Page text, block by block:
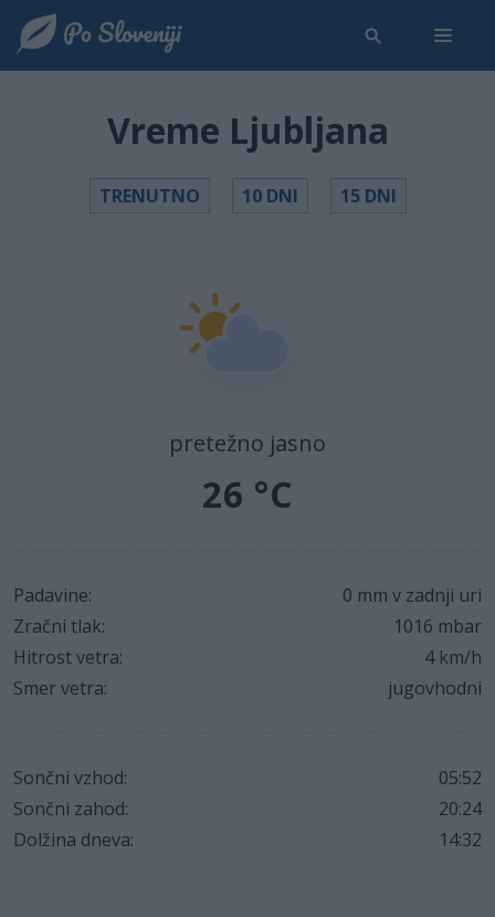
Vreme Ljubljana
TRENUTNO 10 DNI 15 DNI
pretežno jasno
26 °C
Padavine:
0 mm v zadnji uri
Zračni tlak:
1016 mbar
Hitrost vetra:
4 km/h
Smer vetra:
jugovhodni
Sončni vzhod:
05:52
Sončni zahod:
20:24
Dolžina dneva:
14:32